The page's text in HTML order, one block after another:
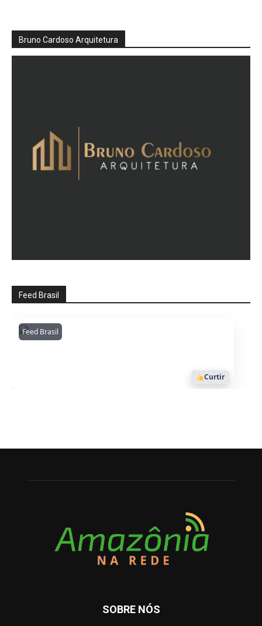
Bruno Cardoso Arquitetura
Feed Brasil
Feed BrasilAmazonianarede
1053
Curtir
SOBRE NÓS